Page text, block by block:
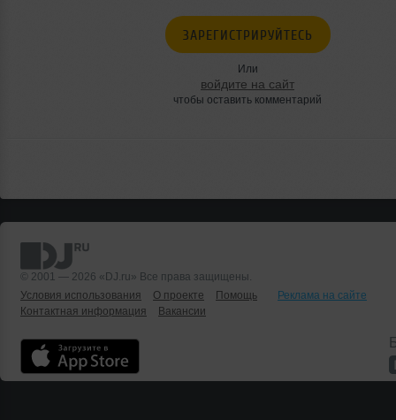
ЗАРЕГИСТРИРУЙТЕСЬ
Или
войдите на сайт
чтобы оставить комментарий
© 2001 — 2026 «DJ.ru» Все права защищены.
Условия использования
О проекте Помощь
Реклама на сайте
Контактная информация
Вакансии